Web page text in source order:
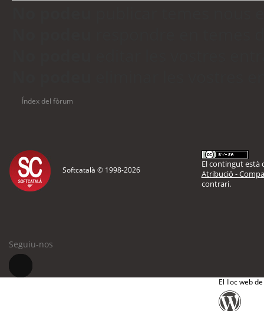
Índex del fòrum
Softcatalà © 1998-2026
El contingut està
Atribució -
contrari.
Seguiu-nos
El lloc web